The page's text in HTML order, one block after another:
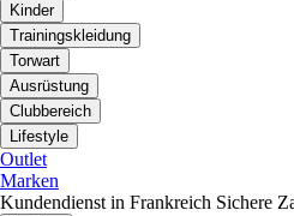
Kinder
Trainingskleidung
Torwart
Ausrüstung
Clubbereich
Lifestyle
Outlet
Marken
Kundendienst in Frankreich Sichere